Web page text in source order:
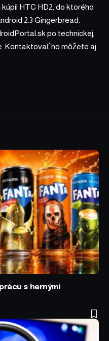
HTC HD2, do ktorého
2.3 Gingerbread.
po technickej,
Kontaktovať ho môžete aj
s hernými